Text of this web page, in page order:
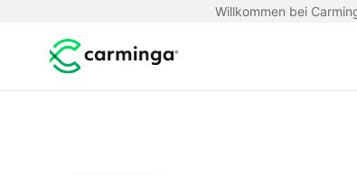
Willkommen bei